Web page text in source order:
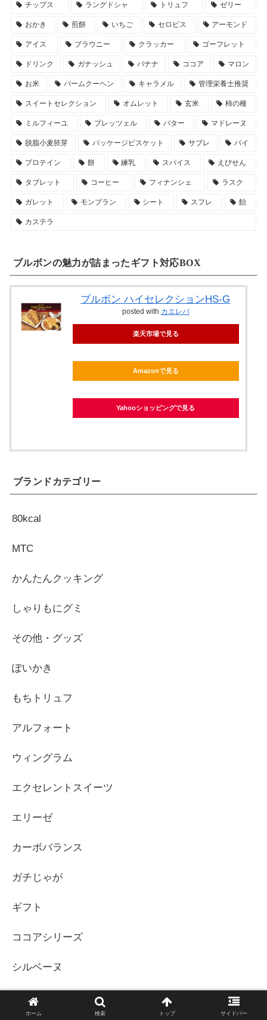
チップス ラングドシャ トリュフ ゼリー
おかき 煎餅 いちご セロビス アーモンド
アイス ブラウニー クラッカー ゴーフレット
ドリンク ガナッシュ バナナ ココア マロン
お米 バームクーヘン キャラメル 管理栄養士推奨
スイートセレクション オムレット 玄米 柿の種
ミルフィーユ プレッツェル バター マドレーヌ
脱脂小麦胚芽 パッケージビスケット サブレ パイ
プロテイン 餅 練乳 スパイス えびせん
タブレット コーヒー フィナンシェ ラスク
ガレット モンブラン シート スフレ 飴
カステラ
ブルボンの魅力が詰まったギフト対応BOX
ブルボン ハイセレクションHS-G
posted with カエレバ
楽天市場で見る
Amazonで見る
Yahooショッピングで見る
ブランドカテゴリー
80kcal
MTC
かんたんクッキング
しゃりもにグミ
その他・グッズ
ぽいかき
もちトリュフ
アルフォート
ウィングラム
エクセレントスイーツ
エリーゼ
カーボバランス
ガチじゃが
ギフト
ココアシリーズ
シルベーヌ
チョコあ～んぱん
ホーム 検索 トップ サイドバー